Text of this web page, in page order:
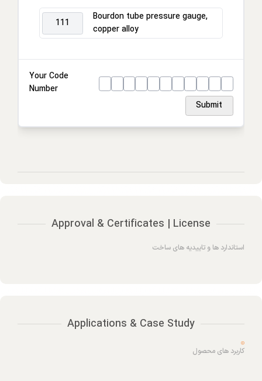
Process connection
Connection location
Housing
111
Bourdon tube pressure gauge,
copper alloy
Your Code
Number
Submit
Approval & Certificates | License
استاندارد ها و تاییدیه های ساخت
Applications & Case Study
کاربرد های محصول